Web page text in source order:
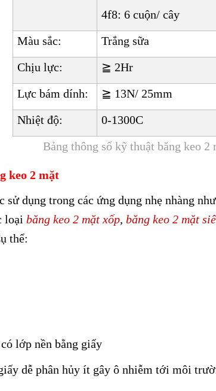
4f8: 6 cuộn/ cây
Màu sắc:
Trắng sữa
Chịu lực:
≧ 2Hr
Lực bám dính:
≧ 13N/ 25mm
Nhiệt độ:
0-1300C
Bảng thông số kỹ thuật băng keo 2
keo 2 mặt
sử dụng trong các ứng dụng nhẹ nhàng
loại băng keo 2 mặt xốp, băng keo 2 mặt
thể:
lớp nền bằng giấy
dễ phân hủy ít gây ô nhiễm tới môi